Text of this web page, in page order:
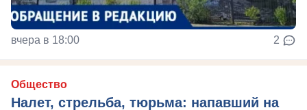
вчера в 18:00 2
Общество
Налет, стрельба, тюрьма: напавший на